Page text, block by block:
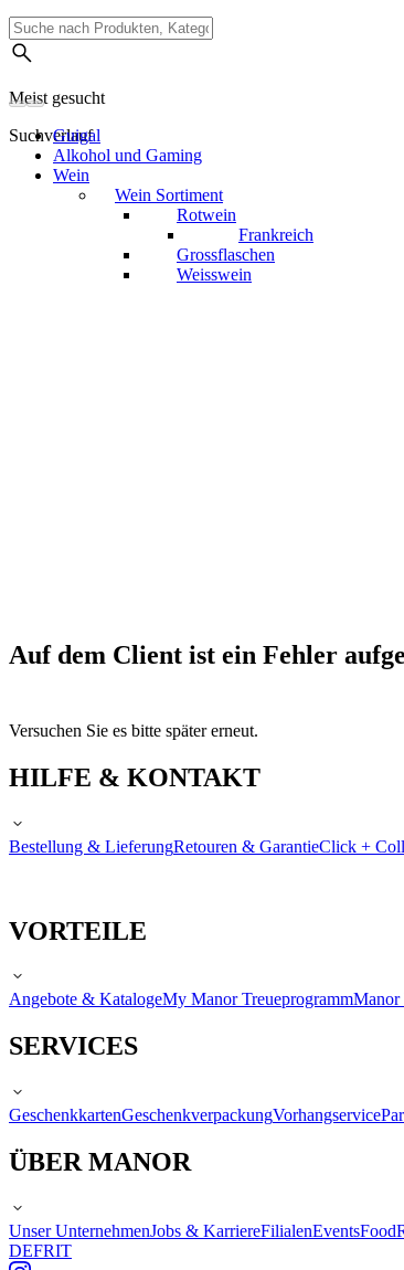
Meist gesucht
Suchverlauf
Guigal
Alkohol und Gaming
Wein
Wein Sortiment
Rotwein
Frankreich
Grossflaschen
Weisswein
Auf dem Client ist ein Fehler
Versuchen Sie es bitte später erneut.
HILFE & KONTAKT
Bestellung & LieferungRetouren & GarantieClick +
VORTEILE
Angebote & KatalogeMy Manor TreueprogrammManor
SERVICES
GeschenkkartenGeschenkverpackungVorhangservice
ÜBER MANOR
Unser UnternehmenJobs & KarriereFilialenEventsFood
DEFRIT